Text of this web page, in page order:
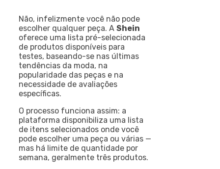
Não, infelizmente você não pode
escolher qualquer peça. A Shein
oferece uma lista pré-selecionada
de produtos disponíveis para
testes, baseando-se nas últimas
tendências da moda, na
popularidade das peças e na
necessidade de avaliações
específicas.
O processo funciona assim: a
plataforma disponibiliza uma lista
de itens selecionados onde você
pode escolher uma peça ou várias —
mas há limite de quantidade por
semana, geralmente três produtos.